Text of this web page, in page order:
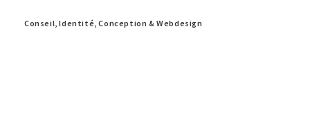
Conseil, Identité, Conception & Webdesign